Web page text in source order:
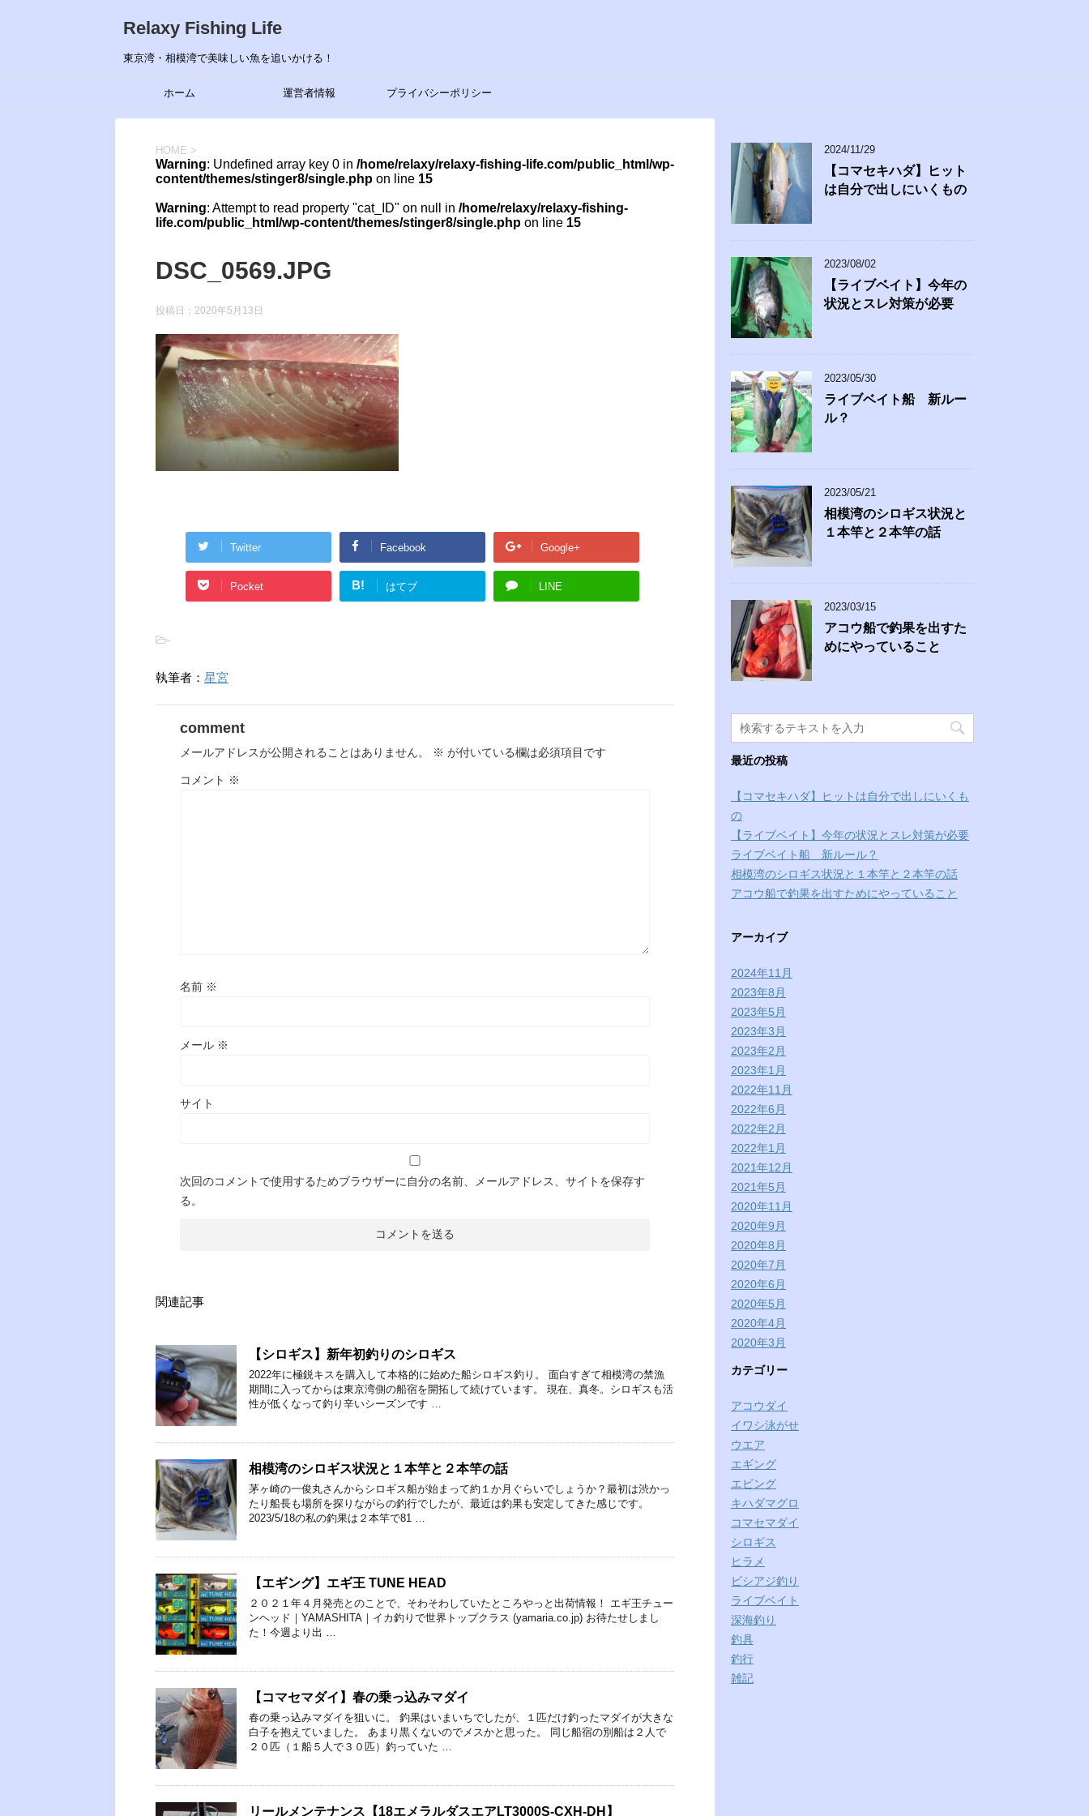
Relaxy Fishing Life
東京湾・相模湾で美味しい魚を追いかける！
ホーム 運営者情報 プライバシーポリシー
HOME >
Warning: Undefined array key 0 in /home/relaxy/relaxy-fishing-life.com/public_html/wp-
content/themes/stinger8/single.php on line 15
Warning: Attempt to read property "cat_ID" on null in /home/relaxy/relaxy-fishing-
life.com/public_html/wp-content/themes/stinger8/single.php on line 15
DSC_0569.JPG
投稿日： 2020年5月13日
Twitter Facebook Google+
Pocket B! はてブ LINE
-
執筆者： 星宮
comment
メールアドレスが公開されることはありません。 ※ が付いている欄は必須項目です
コメント ※
名前 ※
メール ※
サイト
次回のコメントで使用するためブラウザーに自分の名前、メールアドレス、サイトを保存す
る。
関連記事
【シロギス】新年初釣りのシロギス
2022年に極鋭キスを購入して本格的に始めた船シロギス釣り。 面白すぎて相模湾の禁漁
期間に入ってからは東京湾側の船宿を開拓して続けています。 現在、真冬。シロギスも活
性が低くなって釣り辛いシーズンです …
相模湾のシロギス状況と１本竿と２本竿の話
茅ヶ崎の一俊丸さんからシロギス船が始まって約１か月ぐらいでしょうか？最初は渋かっ
たり船長も場所を探りながらの釣行でしたが、最近は釣果も安定してきた感じです。
2023/5/18の私の釣果は２本竿で81 …
【エギング】エギ王 TUNE HEAD
２０２１年４月発売とのことで、そわそわしていたところやっと出荷情報！ エギ王チュー
ンヘッド｜YAMASHITA｜イカ釣りで世界トップクラス (yamaria.co.jp) お待たせしまし
た！今週より出 …
【コマセマダイ】春の乗っ込みマダイ
春の乗っ込みマダイを狙いに。 釣果はいまいちでしたが、１匹だけ釣ったマダイが大きな
白子を抱えていました。 あまり黒くないのでメスかと思った。 同じ船宿の別船は２人で
２０匹（１船５人で３０匹）釣っていた …
リールメンテナンス【18エメラルダスエアLT3000S-CXH-DH】
2024/11/29
【コマセキハダ】ヒット
は自分で出しにいくもの
2023/08/02
【ライブベイト】今年の
状況とスレ対策が必要
2023/05/30
ライブベイト船 新ルー
ル？
2023/05/21
相模湾のシロギス状況と
１本竿と２本竿の話
2023/03/15
アコウ船で釣果を出すた
めにやっていること
最近の投稿
【コマセキハダ】ヒットは自分で出しにいくも
の
【ライブベイト】今年の状況とスレ対策が必要
ライブベイト船 新ルール？
相模湾のシロギス状況と１本竿と２本竿の話
アコウ船で釣果を出すためにやっていること
アーカイブ
2024年11月
2023年8月
2023年5月
2023年3月
2023年2月
2023年1月
2022年11月
2022年6月
2022年2月
2022年1月
2021年12月
2021年5月
2020年11月
2020年9月
2020年8月
2020年7月
2020年6月
2020年5月
2020年4月
2020年3月
カテゴリー
アコウダイ
イワシ泳がせ
ウエア
エギング
エビング
キハダマグロ
コマセマダイ
シロギス
ヒラメ
ビシアジ釣り
ライブベイト
深海釣り
釣具
釣行
雑記